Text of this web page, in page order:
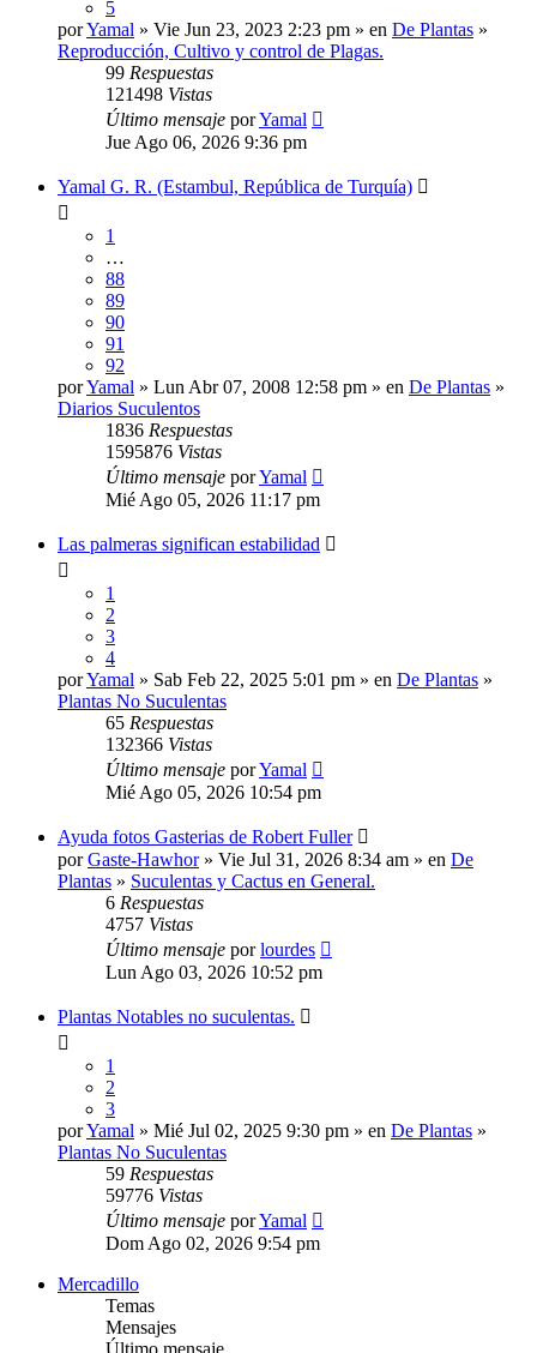
5
porYamal » Vie Jun 23, 2023 2:23 pm » en De Plantas »
Reproducción, Cultivo y control de Plagas.
99 Respuestas
121498 Vistas
Último mensaje porYamal
Jue Ago 06, 2026 9:36 pm
Yamal G. R. (Estambul, República de Turquía)
1
…
88
89
90
91
92
porYamal » Lun Abr 07, 2008 12:58 pm » en De Plantas »
Diarios Suculentos
1836 Respuestas
1595876 Vistas
Último mensaje porYamal
Mié Ago 05, 2026 11:17 pm
Las palmeras significan estabilidad
1
2
3
4
porYamal » Sab Feb 22, 2025 5:01 pm » en De Plantas »
Plantas No Suculentas
65 Respuestas
132366 Vistas
Último mensaje porYamal
Mié Ago 05, 2026 10:54 pm
Ayuda fotos Gasterias de Robert Fuller
porGaste-Hawhor» Vie Jul 31, 2026 8:34 am » en De
Plantas » Suculentas y Cactus en General.
6 Respuestas
4757 Vistas
Último mensaje porlourdes
Lun Ago 03, 2026 10:52 pm
Plantas Notables no suculentas.
1
2
3
porYamal » Mié Jul 02, 2025 9:30 pm » en De Plantas »
Plantas No Suculentas
59 Respuestas
59776 Vistas
Último mensaje porYamal
Dom Ago 02, 2026 9:54 pm
Mercadillo
Temas
Mensajes
Último mensaje